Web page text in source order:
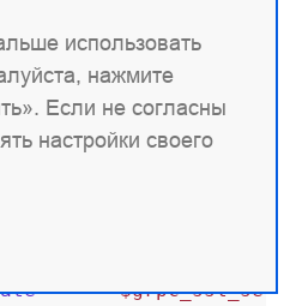
по умолчанию — 60
этого времени
или
проверку.
использовать
нажмите
Если не согласны
настройки своего